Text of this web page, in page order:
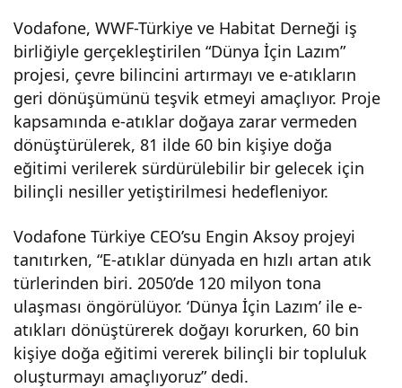
Vodafone, WWF-Türkiye ve Habitat Derneği iş
birliğiyle gerçekleştirilen “Dünya İçin Lazım”
projesi, çevre bilincini artırmayı ve e-atıkların
geri dönüşümünü teşvik etmeyi amaçlıyor. Proje
kapsamında e-atıklar doğaya zarar vermeden
dönüştürülerek, 81 ilde 60 bin kişiye doğa
eğitimi verilerek sürdürülebilir bir gelecek için
bilinçli nesiller yetiştirilmesi hedefleniyor.
Vodafone Türkiye CEO’su Engin Aksoy projeyi
tanıtırken, “E-atıklar dünyada en hızlı artan atık
türlerinden biri. 2050’de 120 milyon tona
ulaşması öngörülüyor. ‘Dünya İçin Lazım’ ile e-
atıkları dönüştürerek doğayı korurken, 60 bin
kişiye doğa eğitimi vererek bilinçli bir topluluk
oluşturmayı amaçlıyoruz” dedi.
ar
Doğ
aya
Can
Veri
yor!
”